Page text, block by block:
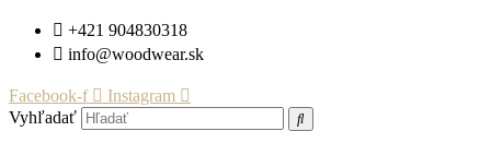
Preskočiť+421 904830318
info@woodwear.sk
Facebook-f
Instagram
Vyhľadať